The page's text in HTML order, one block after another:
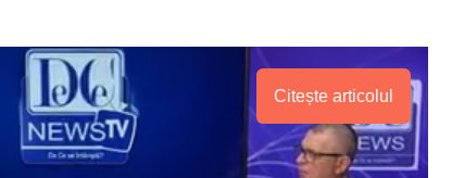
Citește articolul